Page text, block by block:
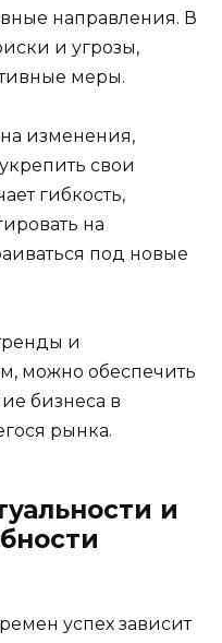
направления. В
и угрозы,
меры.
изменения,
свои
гибкость,
на
под новые
и
можно обеспечить
бизнеса в
рынка.
и
успех зависит